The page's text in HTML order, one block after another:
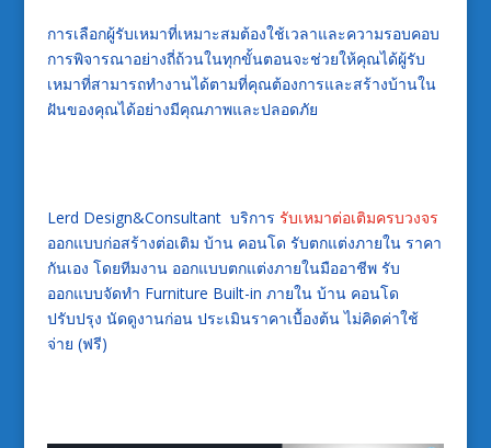
การเลือกผู้รับเหมาที่เหมาะสมต้องใช้เวลาและความรอบคอบ
การพิจารณาอย่างถี่ถ้วนในทุกขั้นตอนจะช่วยให้คุณได้ผู้รับ
เหมาที่สามารถทำงานได้ตามที่คุณต้องการและสร้างบ้านใน
ฝันของคุณได้อย่างมีคุณภาพและปลอดภัย
Lerd Design&Consultant บริการ รับเหมาต่อเติมครบวงจร
ออกแบบก่อสร้างต่อเติม บ้าน คอนโด รับตกแต่งภายใน ราคา
กันเอง โดยทีมงาน ออกแบบตกแต่งภายในมืออาชีพ รับ
ออกแบบจัดทำ Furniture Built-in ภายใน บ้าน คอนโด
ปรับปรุง นัดดูงานก่อน ประเมินราคาเบื้องต้น ไม่คิดค่าใช้
จ่าย (ฟรี)